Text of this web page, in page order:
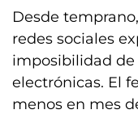
Desde
redes sociales
imposibilidad de
electrónicas. El
menos en mes